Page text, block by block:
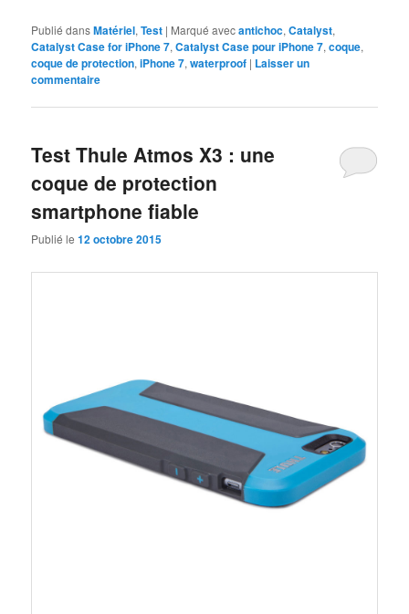
Publié dansMatériel,Test | Marqué avecantichoc,Catalyst,
Catalyst Case for iPhone 7,Catalyst Case pour iPhone 7,coque,
coque de protection,iPhone 7,waterproof | Laisser un
commentaire
Test Thule Atmos X3 : une
coque de protection
smartphone fiable
Publié le12 octobre 2015